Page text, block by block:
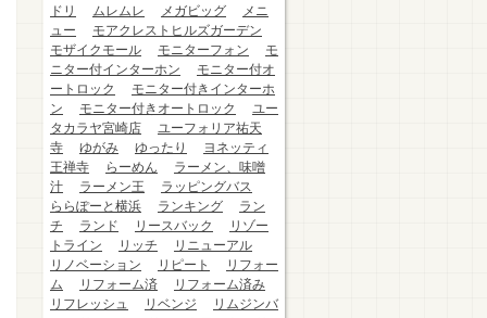
ドリ
ムレムレ メガビッグ
メニ
ュー
モアクレストヒルズガーデン
モザイクモール
モニターフォン
モ
ニター付インターホン
モニター付オ
ートロック
モニター付きインターホ
ン
モニター付きオートロック
ユー
タカラヤ宮崎店
ユーフォリア祐天
寺
ゆがみ ゆったり
ヨネッティ
王禅寺
らーめん
ラーメン、味噌
汁
ラーメン王
ラッピングバス
ららぽーと横浜
ランキング
ラン
チ
ランド リースバック
リゾー
トライン
リッチ
リニューアル
リノベーション
リピート
リフォー
ム
リフォーム済
リフォーム済み
リフレッシュ
リベンジ
リムジンバ